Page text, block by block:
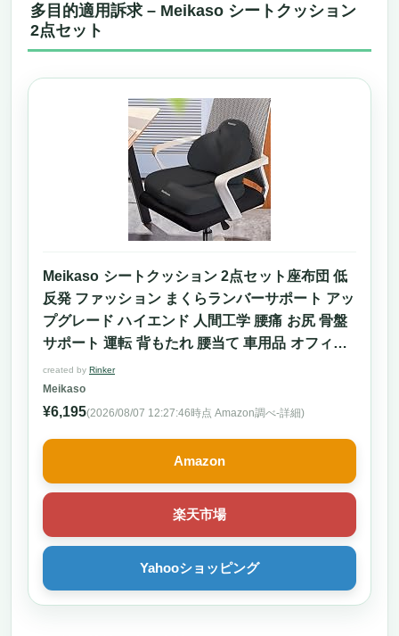
多目的適用訴求 – Meikaso シートクッション
2点セット
Meikaso シートクッション 2点セット座布団 低
反発 ファッション まくらランバーサポート アッ
プグレード ハイエンド 人間工学 腰痛 お尻 骨盤
サポート 運転 背もたれ 腰当て 車用品 オフィス
椅子 敬老の日 ギフト (ブラック)
created by Rinker
Meikaso
¥6,195(2026/08/07 12:27:46時点 Amazon調べ-詳細)
Amazon
楽天市場
Yahooショッピング